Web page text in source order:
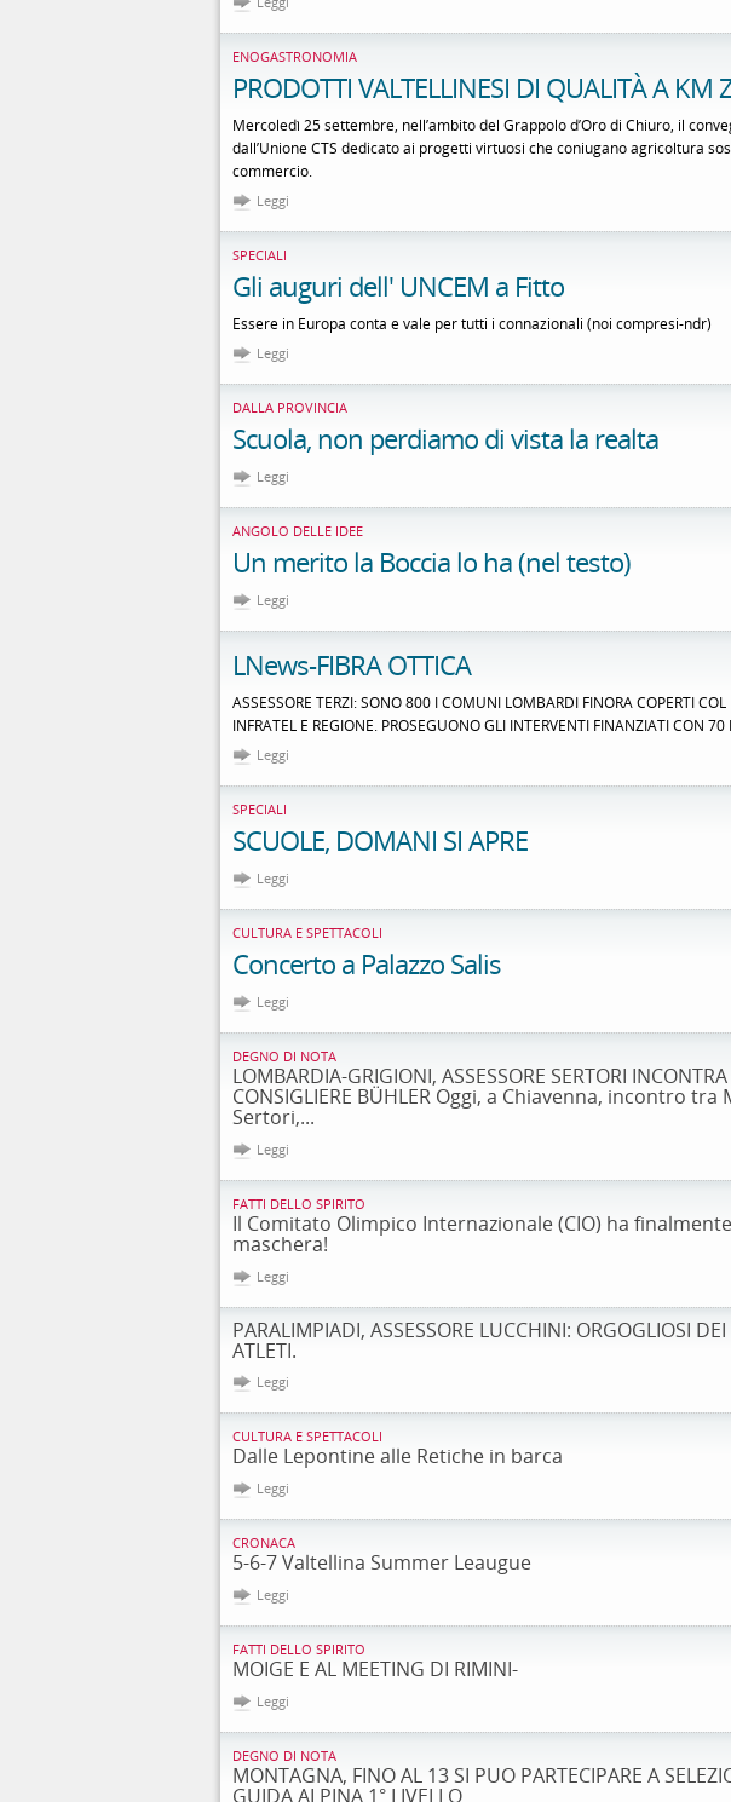
ENOGASTRONOMIA
PRODOTTI VALTELLINESI DI QUALITÀ A KM
Mercoledì 25 settembre, nell’ambito del Grappolo d’Oro di Chiuro, il
dall’Unione CTS dedicato ai progetti virtuosi che coniugano agricoltura
commercio.
Leggi
SPECIALI
Gli auguri dell' UNCEM a Fitto
Essere in Europa conta e vale per tutti i connazionali (noi compresi-ndr)
Leggi
DALLA PROVINCIA
Scuola, non perdiamo di vista la realta
Leggi
ANGOLO DELLE IDEE
Un merito la Boccia lo ha (nel testo)
Leggi
LNews-FIBRA OTTICA
ASSESSORE TERZI: SONO 800 I COMUNI LOMBARDI FINORA COPERTI COL
INFRATEL E REGIONE. PROSEGUONO GLI INTERVENTI FINANZIATI CON
Leggi
SPECIALI
SCUOLE, DOMANI SI APRE
Leggi
CULTURA E SPETTACOLI
Concerto a Palazzo Salis
Leggi
DEGNO DI NOTA
LOMBARDIA-GRIGIONI, ASSESSORE SERTORI INCONTRA
CONSIGLIERE BÜHLER Oggi, a Chiavenna, incontro tra
Sertori,...
Leggi
FATTI DELLO SPIRITO
Il Comitato Olimpico Internazionale (CIO) ha
maschera!
Leggi
PARALIMPIADI, ASSESSORE LUCCHINI: ORGOGLIOSI
ATLETI.
Leggi
CULTURA E SPETTACOLI
Dalle Lepontine alle Retiche in barca
Leggi
CRONACA
5-6-7 Valtellina Summer Leaugue
Leggi
FATTI DELLO SPIRITO
MOIGE E AL MEETING DI RIMINI-
Leggi
DEGNO DI NOTA
MONTAGNA, FINO AL 13 SI PUO PARTECIPARE A
GUIDA ALPINA 1° LIVELLO